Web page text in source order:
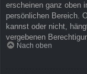
erscheinen ganz oben
persönlichen Bereich.
kannst oder nicht,
vergebenen
Nach oben